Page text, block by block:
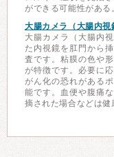
ができる可能性がある
大腸カメラ（大腸内視
大腸カメラ（大腸内
た内視鏡を肛門から
査です。粘膜の色や
が特徴です。必要に
がん化の恐れがある
能です。血便や腹痛
摘された場合などは健